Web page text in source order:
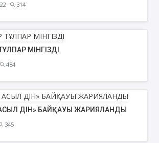
314
МІНГІЗДІ
484
ДІН» БАЙҚАУЫ ЖАРИЯЛАНДЫ
345